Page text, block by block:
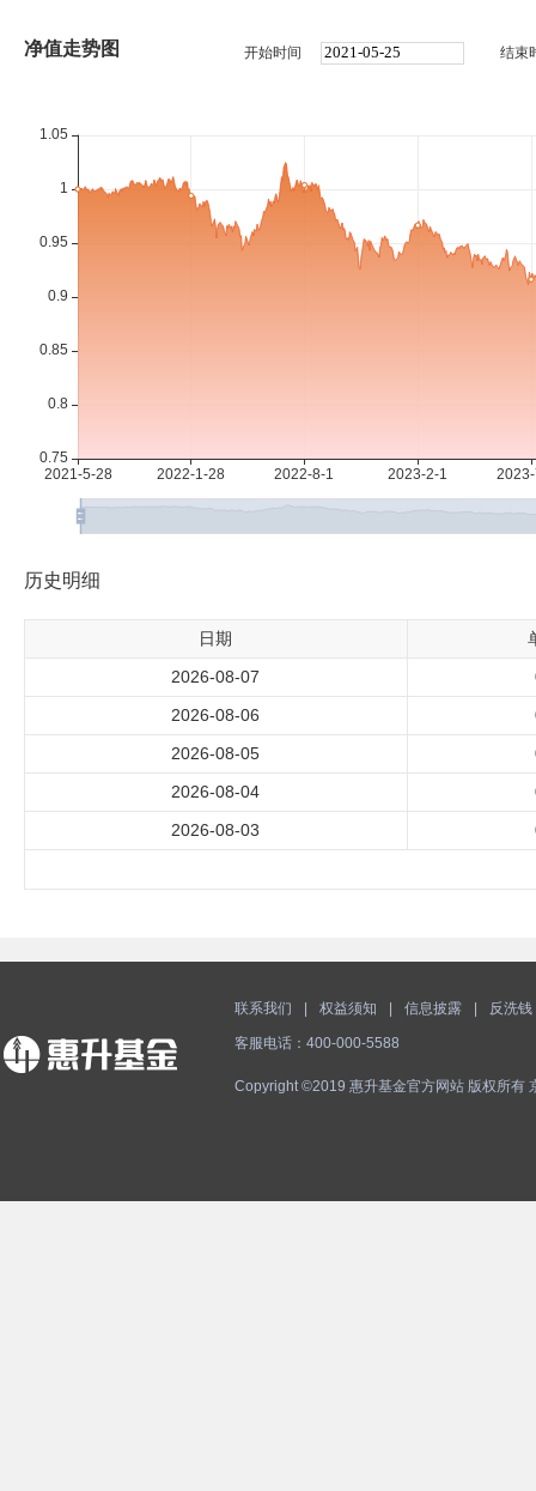
净值走势图 开始时间 结束
历史明细
日期
2026-08-07
2026-08-06
2026-08-05
2026-08-04
2026-08-03
联系我们 权益须知 信息披露 反洗钱
客服电话：400-000-5588
Copyright ©2019 惠升基金官方网站 版权所有